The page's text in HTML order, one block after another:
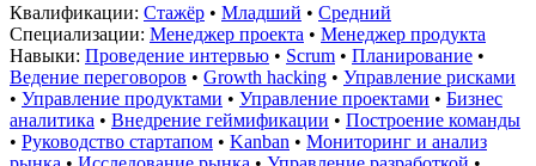
Квалификации: Стажёр • Младший • Средний
Специализации: Менеджер проекта • Менеджер продукта
Навыки: Проведение интервью • Scrum • Планирование •
Ведение переговоров • Growth hacking • Управление рисками
• Управление продуктами • Управление проектами • Бизнес
аналитика • Внедрение геймификации • Построение команды
• Руководство стартапом • Kanban • Мониторинг и анализ